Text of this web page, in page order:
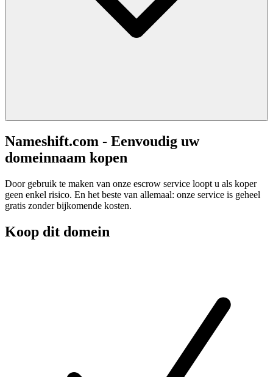
Nameshift.com - Eenvoudig uw
domeinnaam kopen
Door gebruik te maken van onze escrow service loopt u als koper
geen enkel risico. En het beste van allemaal: onze service is geheel
gratis zonder bijkomende kosten.
Koop dit domein